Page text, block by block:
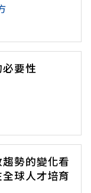
要性
勢的變化看
球人才培育